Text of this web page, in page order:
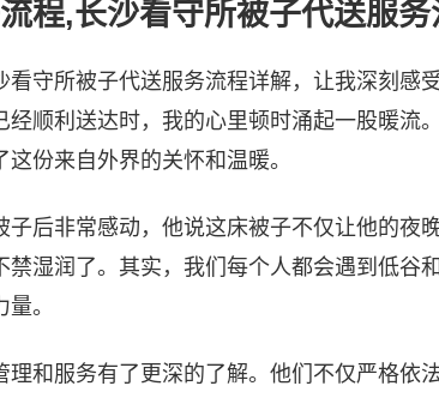
程,长沙看守所被子代送服
看守所被子代送服务流程详解，让我深刻感
经顺利送达时，我的心里顿时涌起一股暖流
份来自外界的关怀和温暖。
子后非常感动，他说这床被子不仅让他的夜
湿润了。其实，我们每个人都会遇到低谷
。
和服务有了更深的了解。他们不仅严格依